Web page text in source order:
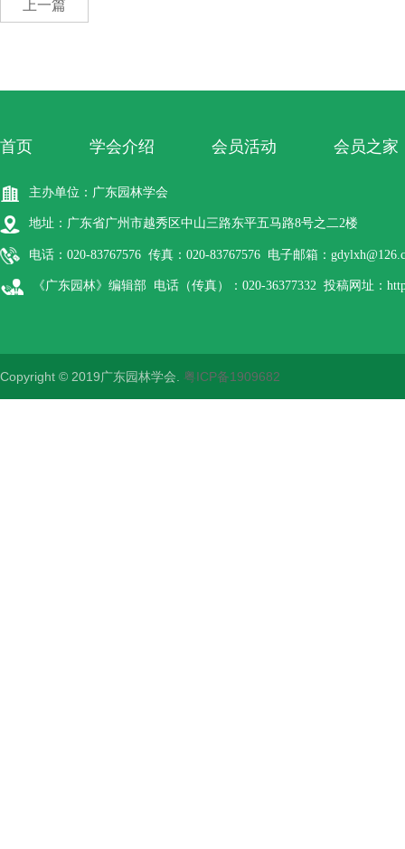
上一篇
首页 学会介绍 会员活动 会员之家
主办单位：广东园林学会
地址：广东省广州市越秀区中山三路东平五马路8号之二2楼
电话：020-83767576 传真：020-83767576 电子邮箱：
《广东园林》编辑部 电话（传真）：020-36377332 投稿网址：
Copyright © 2019广东园林学会. 粤ICP备1909682